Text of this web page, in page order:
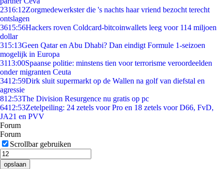
2316:12Zorgmedewerkster die 's nachts haar vriend bezocht terecht
ontslagen
3615:56Hackers roven Coldcard-bitcoinwallets leeg voor 114 miljoen
dollar
315:13Geen Qatar en Abu Dhabi? Dan eindigt Formule 1-seizoen
mogelijk in Europa
3113:00Spaanse politie: minstens tien voor terrorisme veroordeelden
onder migranten Ceuta
3412:59Dirk sluit supermarkt op de Wallen na golf van diefstal en
agressie
812:53The Division Resurgence nu gratis op pc
6412:53Zetelpeiling: 24 zetels voor Pro en 18 zetels voor D66, FvD,
JA21 en PVV
Forum
Forum
Scrollbar gebruiken
opslaan